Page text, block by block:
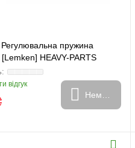
пружина
HEAVY-PARTS
відгук
Немає в